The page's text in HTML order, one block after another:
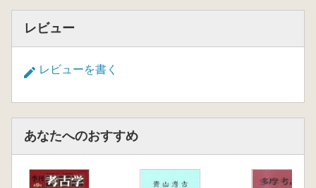
レビュー
レビューを書く
あなたへのおすすめ